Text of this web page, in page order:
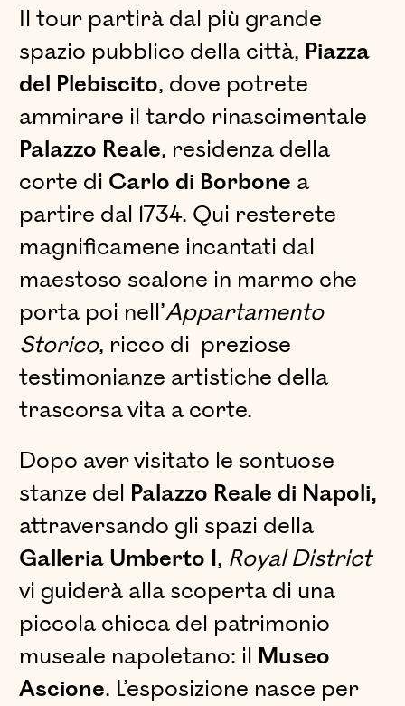
Il tour partirà dal più grande
spazio pubblico della città, Piazza
del Plebiscito, dove potrete
ammirare il tardo rinascimentale
Palazzo Reale, residenza della
corte di Carlo di Borbone a
partire dal 1734. Qui resterete
magnificamene incantati dal
maestoso scalone in marmo che
porta poi nell’Appartamento
Storico, ricco di preziose
testimonianze artistiche della
trascorsa vita a corte.
Dopo aver visitato le sontuose
stanze del Palazzo Reale di Napoli,
attraversando gli spazi della
Galleria Umberto I, Royal District
vi guiderà alla scoperta di una
piccola chicca del patrimonio
museale napoletano: il Museo
Ascione. L’esposizione nasce per